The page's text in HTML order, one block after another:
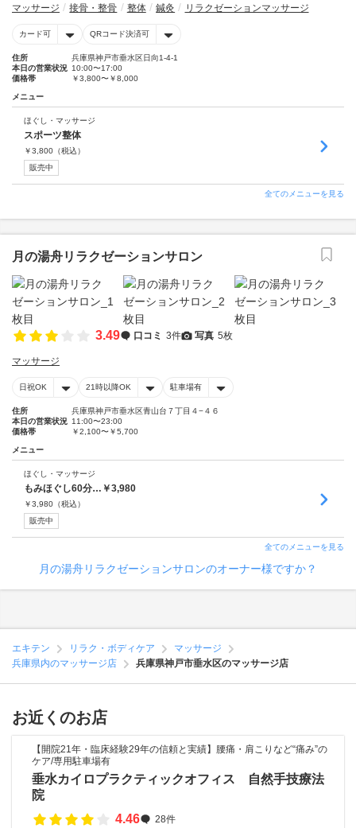
マッサージ 接骨・整骨 整体 鍼灸 リラクゼーションマッサージ
カード可 QRコード決済可
住所
兵庫県神戸市垂水区日向1-4-1
本日の営業状況 10:00〜17:00
価格帯
￥3,800〜￥8,000
メニュー
ほぐし・マッサージ
スポーツ整体
￥3,800 （税込）
販売中
全てのメニューを見る
月の湯舟リラクゼーションサロン
3.49 口コミ 3件 写真 5枚
マッサージ
日祝OK 21時以降OK 駐車場有
住所
兵庫県神戸市垂水区青山台７丁目４−４６
本日の営業状況 11:00〜23:00
価格帯
￥2,100〜￥5,700
メニュー
ほぐし・マッサージ
もみほぐし60分…￥3,980
￥3,980 （税込）
販売中
全てのメニューを見る
月の湯舟リラクゼーションサロンのオーナー様ですか？
エキテン リラク・ボディケア
マッサージ
兵庫県内のマッサージ店
兵庫県神戸市垂水区のマッサージ店
お近くのお店
【開院21年・臨床経験29年の信頼と実績】腰痛・肩こりなど“痛み”の
ケア/専用駐車場有
垂水カイロプラクティックオフィス 自然手技療法
院
4.46
28件